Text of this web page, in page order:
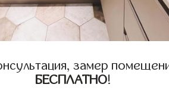
замер
БЕСПЛАТНО!